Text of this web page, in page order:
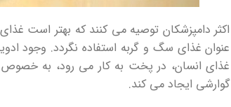
اکثر دامپزشکان توصیه می کنند که بهتر است
عنوان غذای سگ و گربه استفاده نگردد. وجود
غذای انسان، در پخت به کار می رود، به
گوارشی ایجاد می کند.